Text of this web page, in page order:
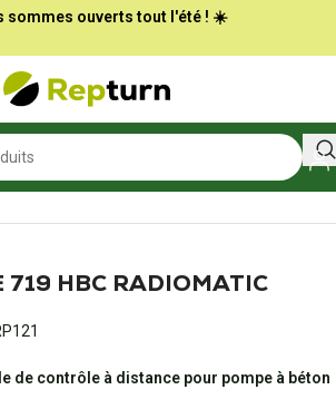
cookies
sommes ouverts tout l'été ! ☀️
Radio-commande et joystick
719 HBC RADIOMATIC
de contrôle à distance pour pompe à béton